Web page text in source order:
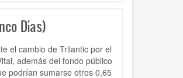
Días)
el cambio de Trilantic por el
además del fondo público
podrían sumarse otros 0,65